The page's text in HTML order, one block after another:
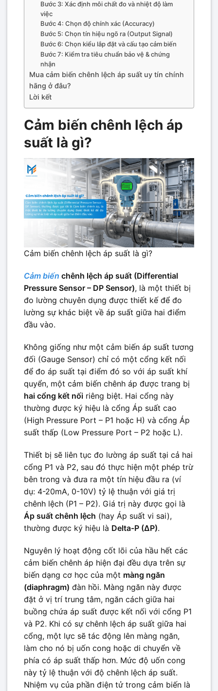
Bước 3: Xác định môi chất đo và nhiệt độ làm
việc
Bước 4: Chọn độ chính xác (Accuracy)
Bước 5: Chọn tín hiệu ngõ ra (Output Signal)
Bước 6: Chọn kiểu lắp đặt và cấu tạo cảm biến
Bước 7: Kiểm tra tiêu chuẩn bảo vệ & chứng
nhận
Mua cảm biến chênh lệch áp suất uy tín chính
hãng ở đâu?
Lời kết
Cảm biến chênh lệch áp
suất là gì?
Cảm biến chênh lệch áp suất là gì?
Cảm biến chênh lệch áp suất (Differential
Pressure Sensor – DP Sensor), là một thiết bị
đo lường chuyên dụng được thiết kế để đo
lường sự khác biệt về áp suất giữa hai điểm
đầu vào.
Không giống như một cảm biến áp suất tương
đối (Gauge Sensor) chỉ có một cổng kết nối
để đo áp suất tại điểm đó so với áp suất khí
quyển, một cảm biến chênh áp được trang bị
hai cổng kết nối riêng biệt. Hai cổng này
thường được ký hiệu là cổng Áp suất cao
(High Pressure Port – P1 hoặc H) và cổng Áp
suất thấp (Low Pressure Port – P2 hoặc L).
Thiết bị sẽ liên tục đo lường áp suất tại cả hai
cổng P1 và P2, sau đó thực hiện một phép trừ
bên trong và đưa ra một tín hiệu đầu ra (ví
dụ: 4-20mA, 0-10V) tỷ lệ thuận với giá trị
chênh lệch (P1 – P2). Giá trị này được gọi là
Áp suất chênh lệch (hay Áp suất vi sai),
thường được ký hiệu là Delta-P (ΔP).
Nguyên lý hoạt động cốt lõi của hầu hết các
cảm biến chênh áp hiện đại đều dựa trên sự
biến dạng cơ học của một màng ngăn
(diaphragm) đàn hồi. Màng ngăn này được
đặt ở vị trí trung tâm, ngăn cách giữa hai
buồng chứa áp suất được kết nối với cổng P1
và P2. Khi có sự chênh lệch áp suất giữa hai
cổng, một lực sẽ tác động lên màng ngăn,
làm cho nó bị uốn cong hoặc di chuyển về
phía có áp suất thấp hơn. Mức độ uốn cong
này tỷ lệ thuận với độ chênh lệch áp suất.
Nhiệm vụ của phần điện tử trong cảm biến là